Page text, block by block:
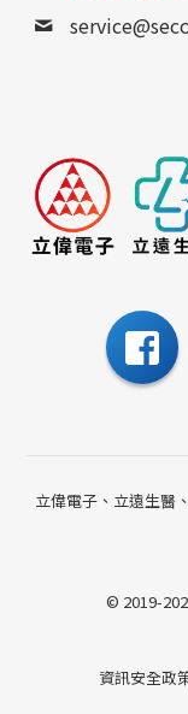
請至聯絡我
或撥打24小
立偉電子、立遠生醫
© 2019-
資訊安全政